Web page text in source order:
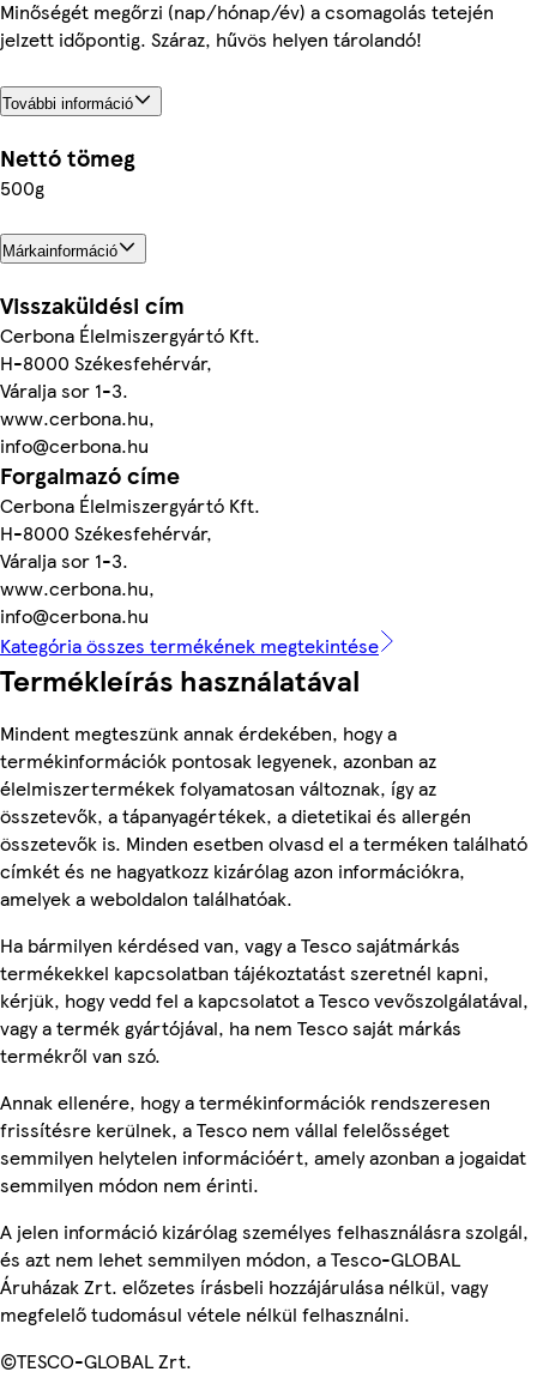
Minőségét megőrzi (nap/hónap/év) a csomagolás tetején
jelzett időpontig. Száraz, hűvös helyen tárolandó!
További információ
Nettó tömeg
500g
Márkainformáció
Visszaküldési cím
Cerbona Élelmiszergyártó Kft.
H-8000 Székesfehérvár,
Váralja sor 1-3.
www.cerbona.hu,
info@cerbona.hu
Forgalmazó címe
Cerbona Élelmiszergyártó Kft.
H-8000 Székesfehérvár,
Váralja sor 1-3.
www.cerbona.hu,
info@cerbona.hu
Kategória összes termékének megtekintése
Termékleírás használatával
Mindent megteszünk annak érdekében, hogy a
termékinformációk pontosak legyenek, azonban az
élelmiszertermékek folyamatosan változnak, így az
összetevők, a tápanyagértékek, a dietetikai és allergén
összetevők is. Minden esetben olvasd el a terméken található
címkét és ne hagyatkozz kizárólag azon információkra,
amelyek a weboldalon találhatóak.
Ha bármilyen kérdésed van, vagy a Tesco sajátmárkás
termékekkel kapcsolatban tájékoztatást szeretnél kapni,
kérjük, hogy vedd fel a kapcsolatot a Tesco vevőszolgálatával,
vagy a termék gyártójával, ha nem Tesco saját márkás
termékről van szó.
Annak ellenére, hogy a termékinformációk rendszeresen
frissítésre kerülnek, a Tesco nem vállal felelősséget
semmilyen helytelen információért, amely azonban a jogaidat
semmilyen módon nem érinti.
A jelen információ kizárólag személyes felhasználásra szolgál,
és azt nem lehet semmilyen módon, a Tesco-GLOBAL
Áruházak Zrt. előzetes írásbeli hozzájárulása nélkül, vagy
megfelelő tudomásul vétele nélkül felhasználni.
©TESCO-GLOBAL Zrt.